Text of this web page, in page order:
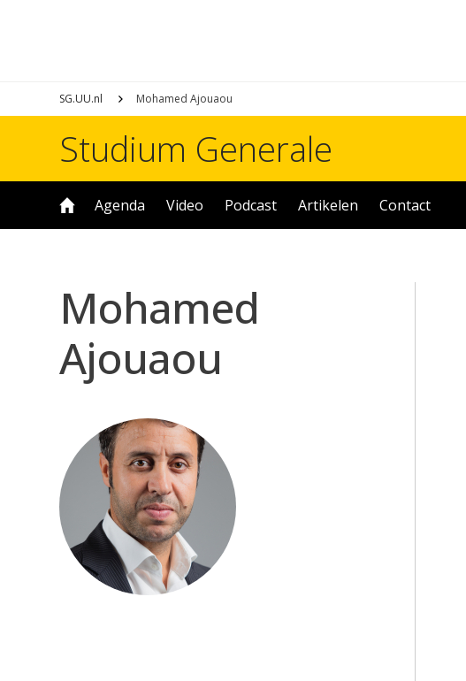
SG.UU.nl Mohamed Ajouaou
Studium Generale
Agenda Video Podcast Artikelen Contact
Mohamed
Ajouaou